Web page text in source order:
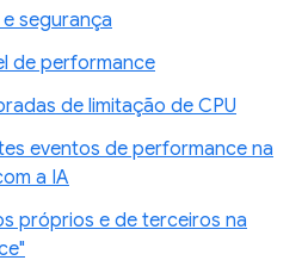
segurança
de performance
de limitação de CPU
eventos de performance na
a IA
próprios e de terceiros na